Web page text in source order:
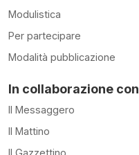
Modulistica
Per partecipare
Modalità pubblicazione
In collaborazione con
Il Messaggero
Il Mattino